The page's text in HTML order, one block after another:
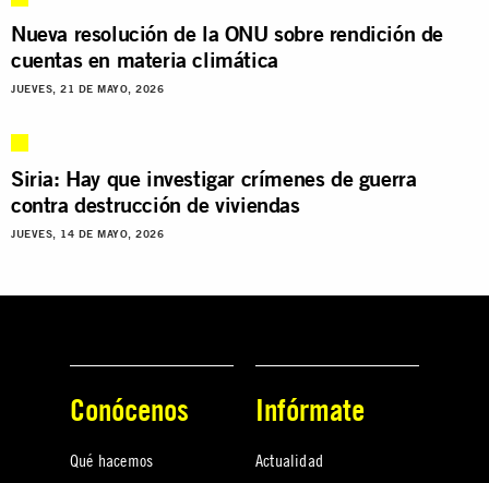
Nueva resolución de la ONU sobre rendición de
cuentas en materia climática
JUEVES, 21 DE MAYO, 2026
Siria: Hay que investigar crímenes de guerra
contra destrucción de viviendas
JUEVES, 14 DE MAYO, 2026
Conócenos
Qué hacemos
Infórmate
Actualidad